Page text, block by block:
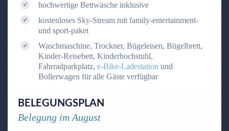
hochwertige Bettwäsche inklusive
kostenloses Sky-Stream mit family-entertainment-
und sport-paket
Waschmaschine, Trockner, Bügeleisen, Bügelbrett,
Kinder-Reisebett, Kinderhochstuhl,
Fahrradparkplatz, e-Bike-Ladestation und
Bollerwagen für alle Gäste verfügbar
BELEGUNGSPLAN
Belegung im August